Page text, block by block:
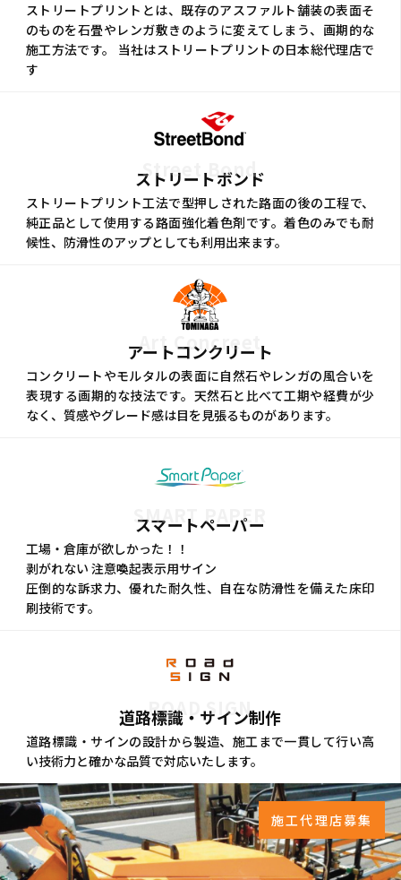
ストリートプリントとは、既存のアスファルト舗装の表面そ
のものを石畳やレンガ敷きのように変えてしまう、画期的な
施工方法です。 当社はストリートプリントの日本総代理店で
す
Street Bond
ストリートボンド
ストリートプリント工法で型押しされた路面の後の工程で、
純正品として使用する路面強化着色剤です。着色のみでも耐
候性、防滑性のアップとしても利用出来ます。
Art Concreet
アートコンクリート
コンクリートやモルタルの表面に自然石やレンガの風合いを
表現する画期的な技法です。天然石と比べて工期や経費が少
なく、質感やグレード感は目を見張るものがあります。
SMART PAPER
スマートペーパー
工場・倉庫が欲しかった！！
剥がれない 注意喚起表示用サイン
圧倒的な訴求力、優れた耐久性、自在な防滑性を備えた床印
刷技術です。
ROAD SIGN
道路標識・サイン制作
道路標識・サインの設計から製造、施工まで一貫して行い高
い技術力と確かな品質で対応いたします。
施工代理店募集